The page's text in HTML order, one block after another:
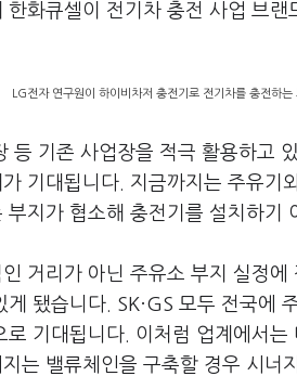
화큐셀이 전기차 충전 사업 브랜
LG전자 연구원이 하이비차저 충전기로 전기차를 충전하
등 기존 사업장을 적극 활용하고
기대됩니다. 지금까지는 주유
지가 협소해 충전기를 설치하기
거리가 아닌 주유소 부지 실정
됐습니다. SK·GS 모두 전국에
기대됩니다. 이처럼 업계에서
는 밸류체인을 구축할 경우 시너